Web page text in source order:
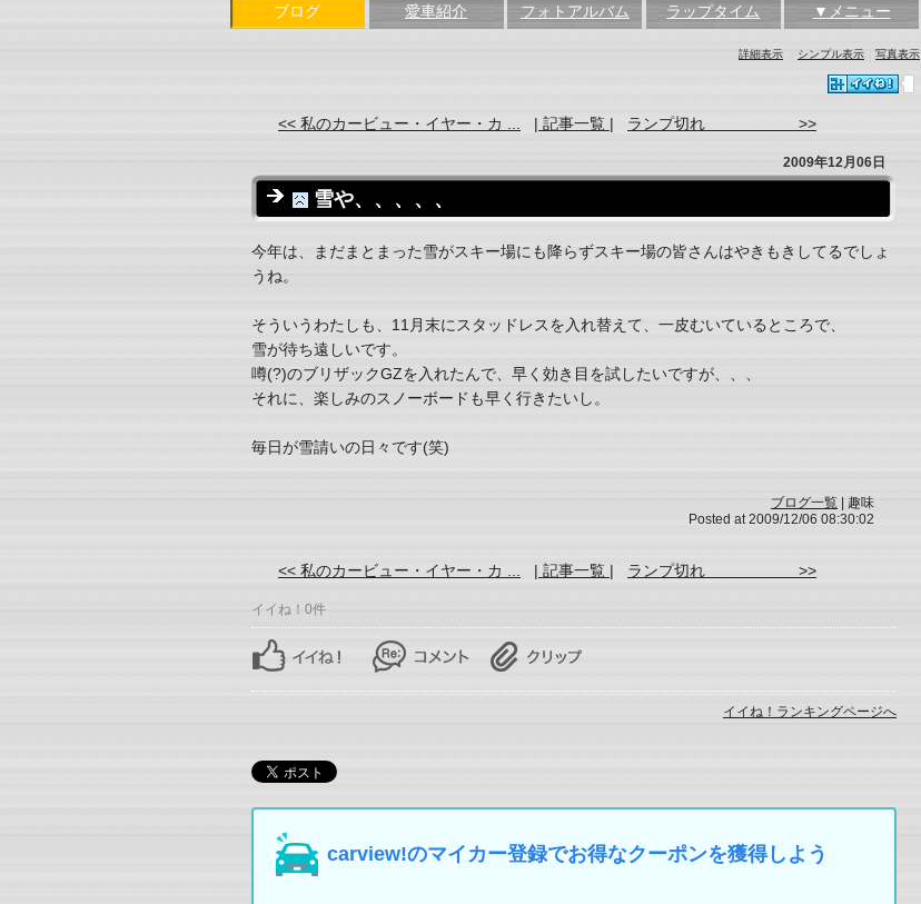
ブログ 愛車紹介 フォトアルバム ラップタイム ▼メニュー
詳細表示 シンプル表示 写真表示
<< 私のカービュー・イヤー・カ ... | 記事一覧 | ランプ切れ >>
2009年12月06日
雪や、、、、、
今年は、まだまとまった雪がスキー場にも降らずスキー場の皆さんはやきもきしてるでしょ
うね。
そういうわたしも、11月末にスタッドレスを入れ替えて、一皮むいているところで、
雪が待ち遠しいです。
噂(?)のブリザックGZを入れたんで、早く効き目を試したいですが、、、
それに、楽しみのスノーボードも早く行きたいし。
毎日が雪請いの日々です(笑)
ブログ一覧 | 趣味
Posted at 2009/12/06 08:30:02
<< 私のカービュー・イヤー・カ ... | 記事一覧 | ランプ切れ >>
イイね！0件
イイね！ランキングページへ
carview!のマイカー登録でお得なクーポンを獲得しよう